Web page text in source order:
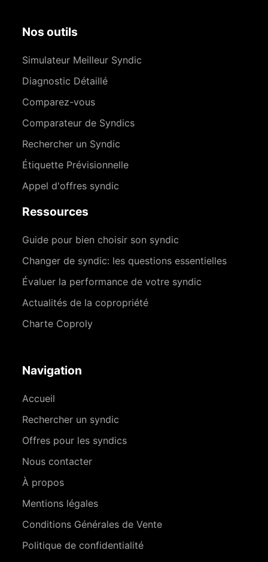
Nos outils
Simulateur Meilleur Syndic
Diagnostic Détaillé
Comparez-vous
Comparateur de Syndics
Rechercher un Syndic
Étiquette Prévisionnelle
Appel d'offres syndic
Ressources
Guide pour bien choisir son syndic
Changer de syndic: les questions essentielles
Évaluer la performance de votre syndic
Actualités de la copropriété
Charte Coproly
Navigation
Accueil
Rechercher un syndic
Offres pour les syndics
Nous contacter
À propos
Mentions légales
Conditions Générales de Vente
Politique de confidentialité